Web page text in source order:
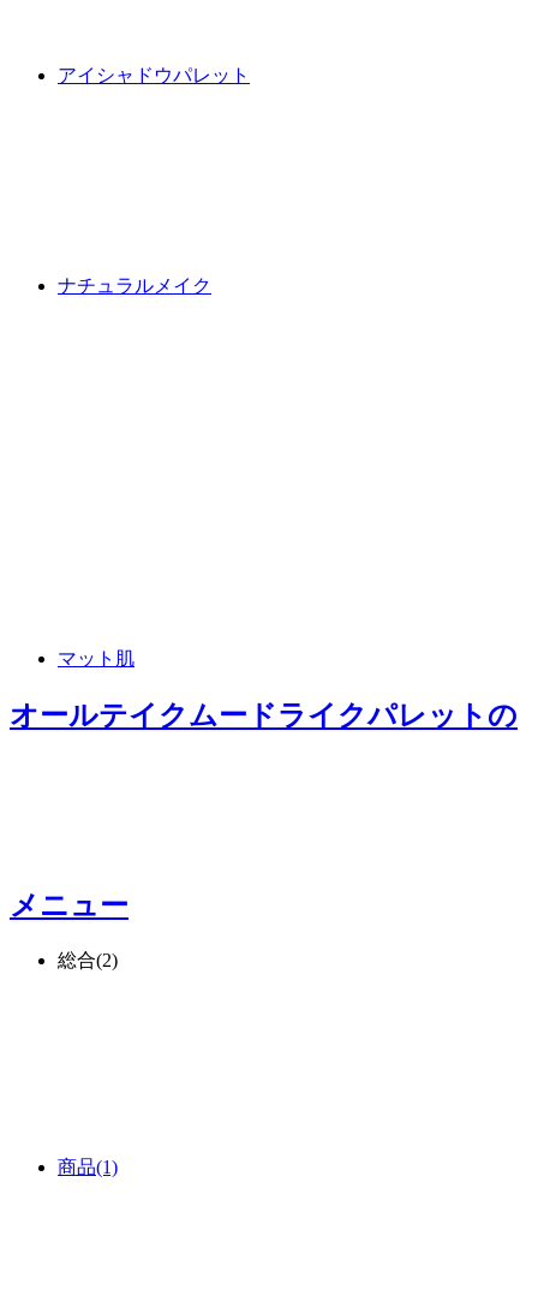
アイシャドウパレット
ナチュラルメイク
マット肌
オールテイクムードライクパレット の
メニュー
総合(2)
商品(1)